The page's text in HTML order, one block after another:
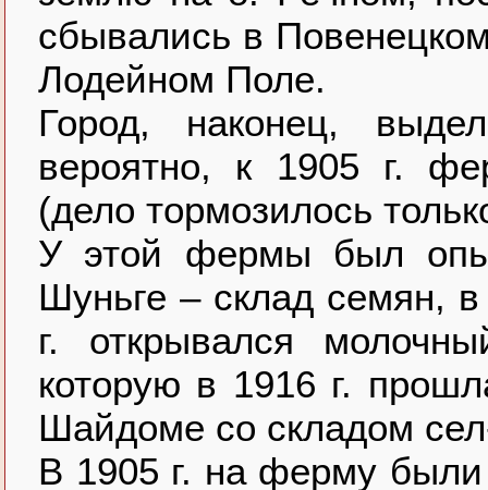
сбывались в
Лодейном Поле.
Город, наконец,
вероятно, к 1905 г.
(дело тормозилось
У этой фермы был
Шуньге – склад семян,
г. открывался
которую в 1916 г.
Шайдоме cо складом
В 1905 г. на ферму